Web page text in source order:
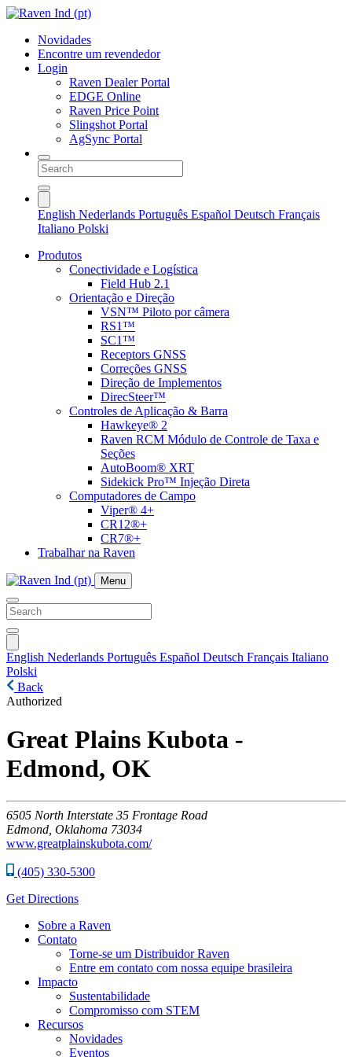
Novidades
Encontre um revendedor
Login
Raven Dealer Portal
EDGE Online
Raven Price Point
Slingshot Portal
AgSync Portal
English Nederlands Português Español Deutsch Français
Italiano Polski
Produtos
Conectividade e Logística
Field Hub 2.1
Orientação e Direção
VSN™ Piloto por câmera
RS1™
SC1™
Receptors GNSS
Correções GNSS
Direção de Implementos
DirecSteer™
Controles de Aplicação & Barra
Hawkeye® 2
Raven RCM Módulo de Controle de Taxa e
Seções
AutoBoom® XRT
Sidekick Pro™ Injeção Direta
Computadores de Campo
Viper® 4+
CR12®+
CR7®+
Trabalhar na Raven
Menu
English Nederlands Português Español Deutsch Français Italiano
Polski
Back
Authorized
Great Plains Kubota -
Edmond, OK
6505 North Interstate 35 Frontage Road
Edmond, Oklahoma 73034
www.greatplainskubota.com/
(405) 330-5300
Get Directions
Sobre a Raven
Contato
Torne-se um Distribuidor Raven
Entre em contato com nossa equipe brasileira
Impacto
Sustentabilidade
Compromisso com STEM
Recursos
Novidades
Eventos